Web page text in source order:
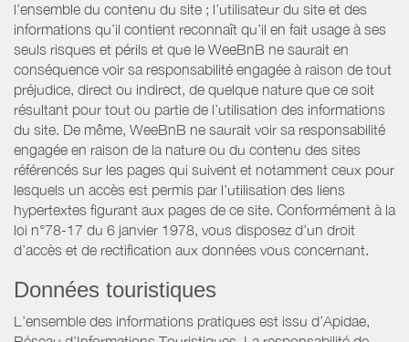
l’ensemble du contenu du site ; l’utilisateur du site et des
informations qu’il contient reconnaît qu’il en fait usage à ses
seuls risques et périls et que le WeeBnB ne saurait en
conséquence voir sa responsabilité engagée à raison de tout
préjudice, direct ou indirect, de quelque nature que ce soit
résultant pour tout ou partie de l’utilisation des informations
du site. De même, WeeBnB ne saurait voir sa responsabilité
engagée en raison de la nature ou du contenu des sites
référencés sur les pages qui suivent et notamment ceux pour
lesquels un accès est permis par l’utilisation des liens
hypertextes figurant aux pages de ce site. Conformément à la
loi n°78-17 du 6 janvier 1978, vous disposez d’un droit
d’accès et de rectification aux données vous concernant.
Données touristiques
L’ensemble des informations pratiques est issu d’Apidae,